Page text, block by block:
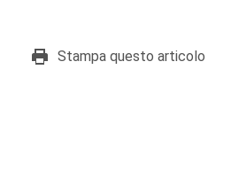
Stampa questo articolo